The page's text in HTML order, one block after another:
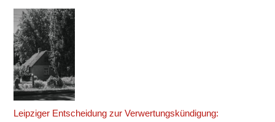
Leipziger Entscheidung zur Verwertungskündigung: